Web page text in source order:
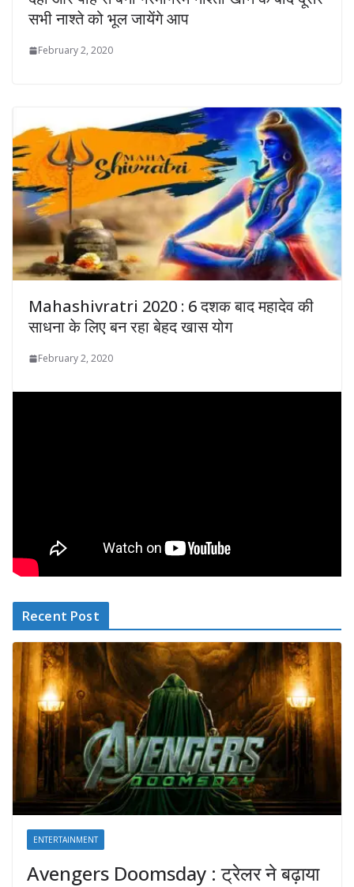
सभी नाश्ते को भूल जायेंगे आप
February 2, 2020
Mahashivratri 2020 : 6 दशक बाद महादेव की
साधना के लिए बन रहा बेहद खास योग
February 2, 2020
Recent Post
ENTERTAINMENT
Avengers Doomsday : ट्रेलर ने बढ़ाया